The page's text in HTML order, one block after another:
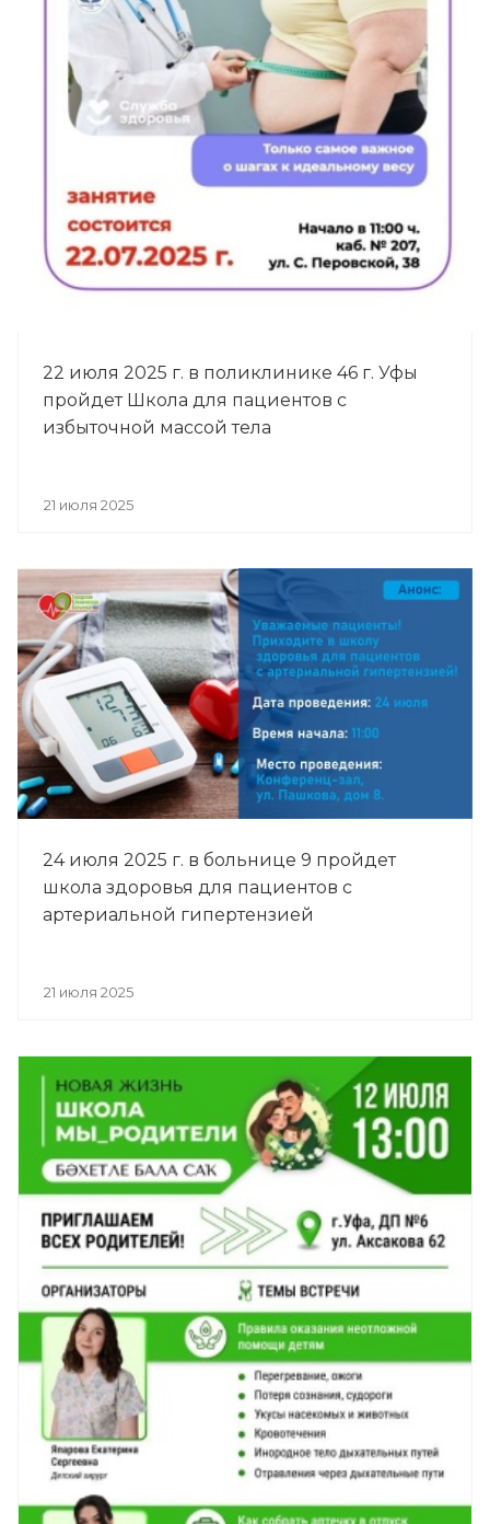
22 июля 2025 г. в поликлинике 46 г. Уфы
пройдет Школа для пациентов с
избыточной массой тела
21 июля 2025
24 июля 2025 г. в больнице 9 пройдет
школа здоровья для пациентов с
артериальной гипертензией
21 июля 2025